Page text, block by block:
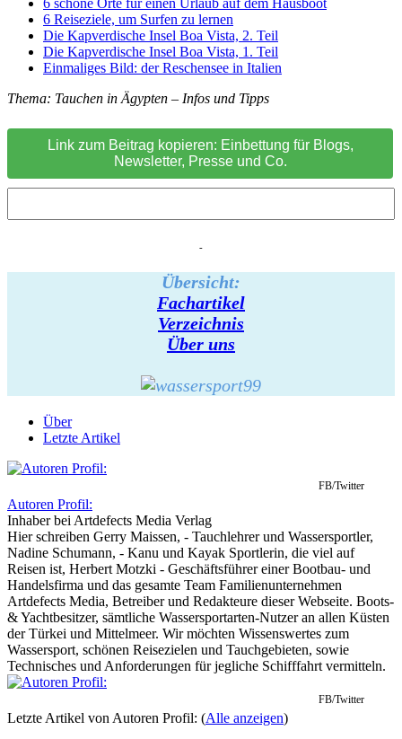
6 Reiseziele, um Surfen zu lernen
Die Kapverdische Insel Boa Vista, 2. Teil
Die Kapverdische Insel Boa Vista, 1. Teil
Einmaliges Bild: der Reschensee in Italien
Thema: Tauchen in Ägypten – Infos und Tipps
Link zum Beitrag kopieren: Einbettung für Blogs,
Newsletter, Presse und Co.
-
Übersicht:
Fachartikel
Verzeichnis
Über uns
Über
Letzte Artikel
FB/Twitter
Autoren Profil:
Inhaberbei Artdefects Media Verlag
Hier schreiben Gerry Maissen, - Tauchlehrer und Wassersportler,
Nadine Schumann, - Kanu und Kayak Sportlerin, die viel auf
Reisen ist, Herbert Motzki - Geschäftsführer einer Bootbau- und
Handelsfirma und das gesamte Team Familienunternehmen
Artdefects Media, Betreiber und Redakteure dieser Webseite. Boots-
& Yachtbesitzer, sämtliche Wassersportarten-Nutzer an allen Küsten
der Türkei und Mittelmeer. Wir möchten Wissenswertes zum
Wassersport, schönen Reisezielen und Tauchgebieten, sowie
Technisches und Anforderungen für jegliche Schifffahrt vermitteln.
FB/Twitter
Letzte Artikel von Autoren Profil: (Alle anzeigen)